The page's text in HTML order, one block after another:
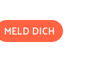
MELD DICH